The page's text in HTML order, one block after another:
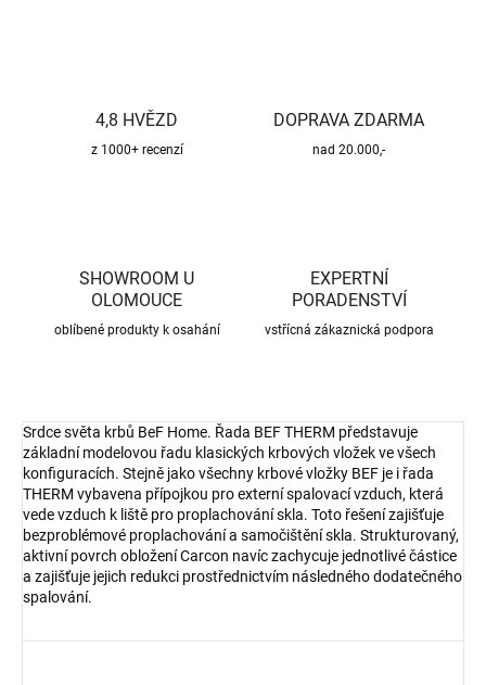
4,8 HVĚZD
z 1000+ recenzí
DOPRAVA ZDARMA
nad 20.000,-
SHOWROOM U
OLOMOUCE
oblíbené produkty k osahání
EXPERTNÍ
PORADENSTVÍ
vstřícná zákaznická podpora
Srdce světa krbů BeF Home. Řada BEF THERM představuje
základní modelovou řadu klasických krbových vložek ve všech
konfiguracích. Stejně jako všechny krbové vložky BEF je i řada
THERM vybavena přípojkou pro externí spalovací vzduch, která
vede vzduch k liště pro proplachování skla. Toto řešení zajišťuje
bezproblémové proplachování a samočištění skla. Strukturovaný,
aktivní povrch obložení Carcon navíc zachycuje jednotlivé částice
a zajišťuje jejich redukci prostřednictvím následného dodatečného
spalování.